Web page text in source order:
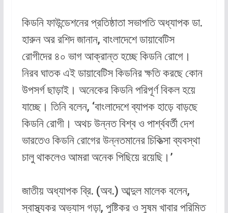
কিডনি ফাউন্ডেশনের প্রতিষ্ঠাতা সভাপতি অধ্যাপক ডা.
হারুন অর রশিদ জানান, বাংলাদেশে ডায়াবেটিস
রোগীদের ৪০ ভাগ আক্রান্ত হচ্ছে কিডনি রোগে।
নিরব ঘাতক এই ডায়াবেটিস কিডনির ক্ষতি করছে কোন
উপসর্গ ছাড়াই। অনেকের কিডনি পরিপূর্ণ বিকল হয়ে
যাচ্ছে। তিনি বলেন, ‘বাংলাদেশে ব্যাপক হাড়ে বাড়ছে
কিডনি রোগী। অথচ উন্নত বিশ্ব ও পার্শ্ববর্তী দেশ
ভারতেও কিডনি রোগের উন্নতমানের চিকিত্সা ব্যবস্থা
চালু থাকলেও আমরা অনেক পিছিয়ে রয়েছি।’
জাতীয় অধ্যাপক ব্রি. (অব.) আব্দুল মালেক বলেন,
স্বাস্থ্যকর অভ্যাস গড়া, পুষ্টিকর ও সুষম খাবার পরিমিত